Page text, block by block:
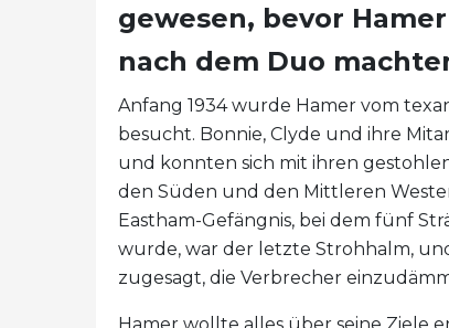
gewesen, bevor
nach dem Duo
Anfang 1934 wurde Hamer vom
besucht. Bonnie, Clyde und ihre
und konnten sich mit ihren
den Süden und den Mittleren
Eastham-Gefängnis, bei dem fünf
wurde, war der letzte Strohhalm,
zugesagt, die Verbrecher